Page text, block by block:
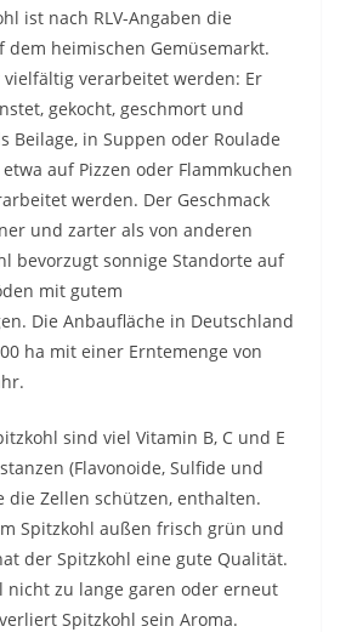
ist nach RLV-Angaben die
heimischen Gemüsemarkt.
verarbeitet werden: Er
gekocht, geschmort und
Beilage, in Suppen oder Roulade
auf Pizzen oder Flammkuchen
werden. Der Geschmack
und zarter als von anderen
bevorzugt sonnige Standorte auf
mit gutem
Die Anbaufläche in Deutschland
ha mit einer Erntemenge von
sind viel Vitamin B, C und E
(Flavonoide, Sulfide und
die Zellen schützen, enthalten.
Spitzkohl außen frisch grün und
der Spitzkohl eine gute Qualität.
nicht zu lange garen oder erneut
Spitzkohl sein Aroma.